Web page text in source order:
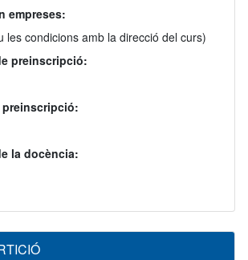
empreses:
les condicions amb la direcció del curs)
preinscripció:
preinscripció:
la docència: